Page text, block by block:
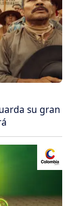
su gran